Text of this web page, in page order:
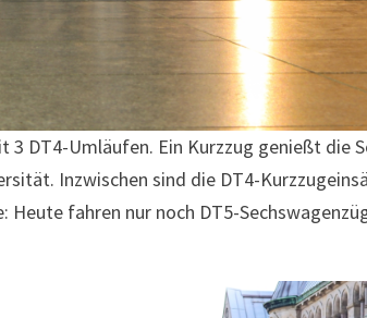
3 DT4-Umläufen. Ein Kurzzug genießt die
Inzwischen sind die DT4-
Heute fahren nur noch DT5-